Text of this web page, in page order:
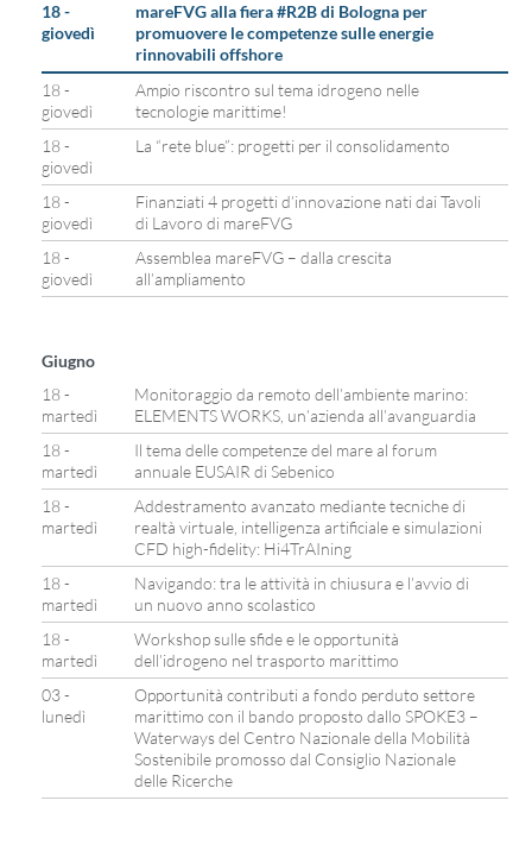
18 -
giovedì
mareFVG alla fiera #R2B di Bologna per
promuovere le competenze sulle energie
rinnovabili offshore
18 -
giovedì
Ampio riscontro sul tema idrogeno nelle
tecnologie marittime!
18 -
giovedì
La “rete blue”: progetti per il consolidamento
18 -
giovedì
Finanziati 4 progetti d’innovazione nati dai Tavoli
di Lavoro di mareFVG
18 -
giovedì
Assemblea mareFVG – dalla crescita
all’ampliamento
Giugno
18 -
martedì
Monitoraggio da remoto dell’ambiente marino:
ELEMENTS WORKS, un’azienda all’avanguardia
18 -
martedì
Il tema delle competenze del mare al forum
annuale EUSAIR di Sebenico
18 -
martedì
Addestramento avanzato mediante tecniche di
realtà virtuale, intelligenza artificiale e simulazioni
CFD high-fidelity: Hi4TrAIning
18 -
martedì
Navigando: tra le attività in chiusura e l’avvio di
un nuovo anno scolastico
18 -
martedì
Workshop sulle sfide e le opportunità
dell’idrogeno nel trasporto marittimo
03 -
lunedì
Opportunità contributi a fondo perduto settore
marittimo con il bando proposto dallo SPOKE3 –
Waterways del Centro Nazionale della Mobilità
Sostenibile promosso dal Consiglio Nazionale
delle Ricerche